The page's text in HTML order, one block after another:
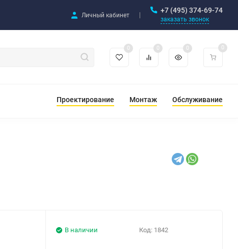
Личный кабинет
+7 (495) 374-69-74
заказать звонок
0 0 0 0
Проектирование Монтаж Обслуживание
Код: 1842
В наличии